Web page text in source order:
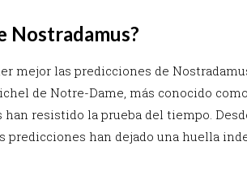
Nostradamus?
mejor las predicciones de
de Notre-Dame, más conocido
han resistido la prueba del tiempo.
predicciones han dejado una huella